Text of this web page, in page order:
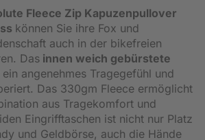
Fleece Zip Kapuzenpullover
können Sie ihre Fox und
auch in der bikefreien
Das innen weich gebürstete
angenehmes Tragegefühl und
Das 330gm Fleece ermöglicht
aus Tragekomfort und
Eingrifftaschen ist nicht nur Platz
und Geldbörse, auch die Hände